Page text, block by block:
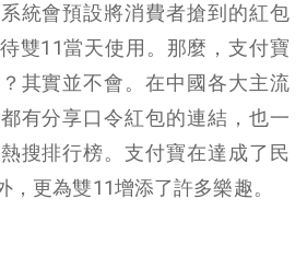
統會預設將消費者搶到的紅包
雙11當天使用。那麼，支付寶
其實並不會。在中國各大主流
有分享口令紅包的連結，也一
搜排行榜。支付寶在達成了民
，更為雙11增添了許多樂趣。